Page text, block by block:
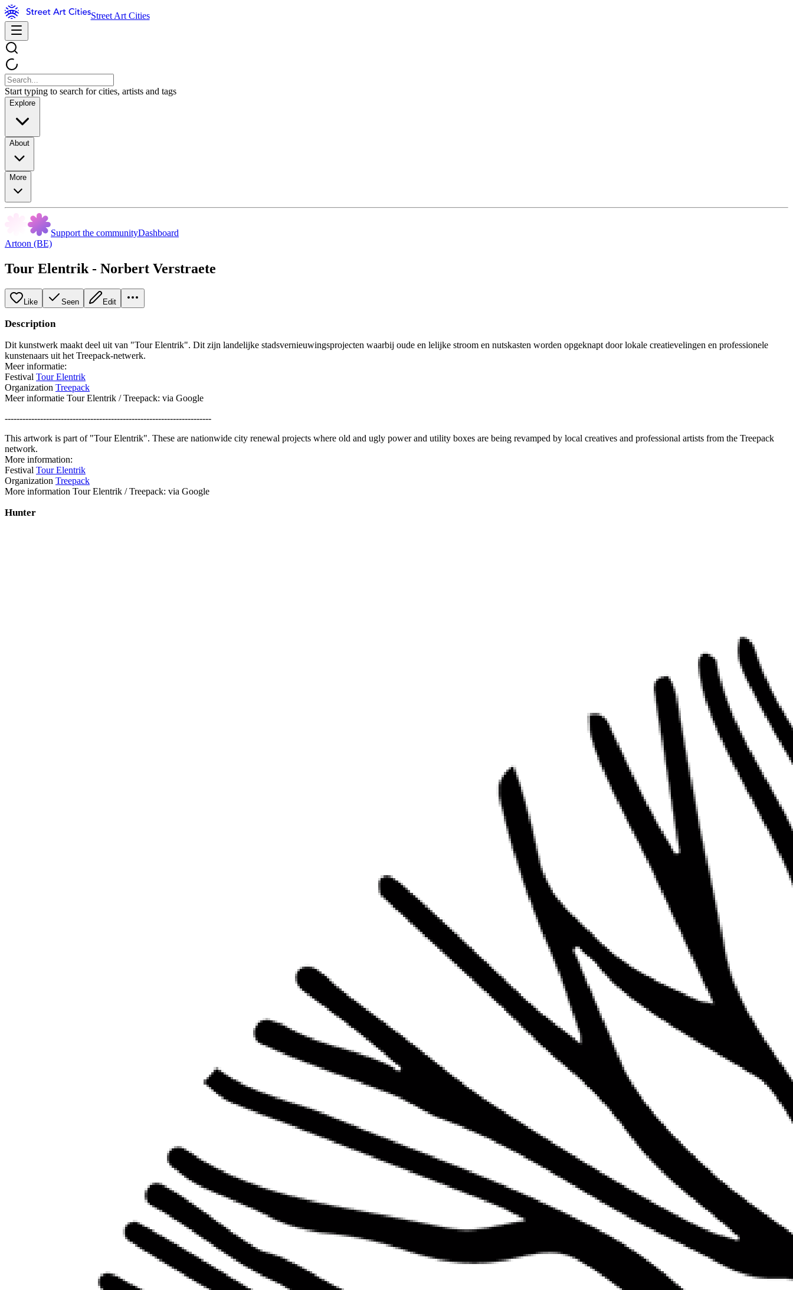
Street Art Cities
Start typing to search for cities, artists and tags
Explore
About
More
Support the communityDashboard
Artoon (BE)
Tour Elentrik - Norbert Verstraete
Like Seen Edit
Description
Dit kunstwerk maakt deel uit van "Tour Elentrik". Dit zijn landelijke stadsvernieuwingsprojecten waarbij oude en lelijke stroom en nutskasten worden opgeknapt door lokale creatievelingen en professionele
kunstenaars uit het Treepack-netwerk.
Meer informatie:
Festival Tour Elentrik
Organization Treepack
Meer informatie Tour Elentrik / Treepack: via Google
----------------------------------------------------------------------
This artwork is part of "Tour Elentrik". These are nationwide city renewal projects where old and ugly power and utility boxes are being revamped by local creatives and professional artists from the Treepack
network.
More information:
Festival Tour Elentrik
Organization Treepack
More information Tour Elentrik / Treepack: via Google
Hunter